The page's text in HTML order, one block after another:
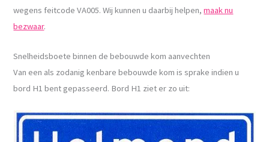
wegens feitcode VA005. Wij kunnen u daarbij helpen,maak nu
bezwaar.
Snelheidsboete binnen de bebouwde kom aanvechten
Van een als zodanig kenbare bebouwde kom is sprake indien u
bord H1 bent gepasseerd. Bord H1 ziet er zo uit: